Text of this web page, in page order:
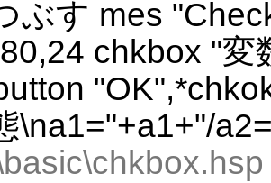
ぶす mes
chkbox "変
\na1="+a1+"/